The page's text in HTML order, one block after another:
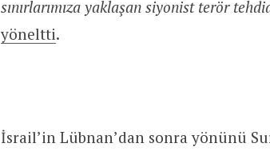
sınırlarımıza yaklaşan siyonist terör
yöneltti.
İsrail’in Lübnan’dan sonra yönünü